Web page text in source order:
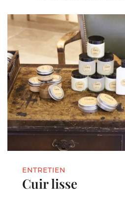
ENTRETIEN
Cuir lisse